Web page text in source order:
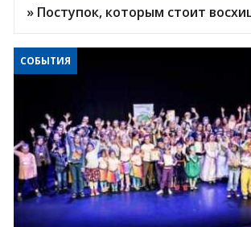
» Поступок, которым стоит
СОБЫТИЯ